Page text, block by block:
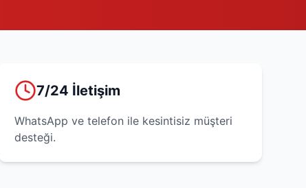
7/24 İletişim
WhatsApp ve telefon ile kesintisiz müşteri
desteği.